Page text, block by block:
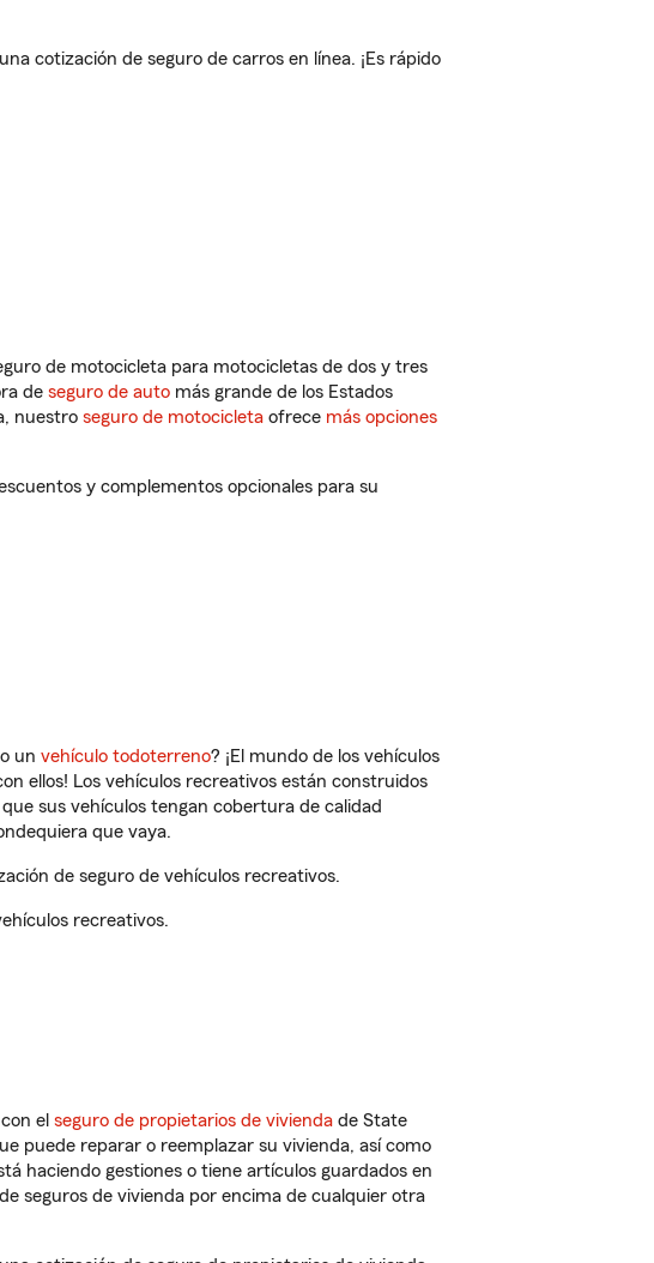
cotización de seguro de carros en línea. ¡Es rápido
de motocicleta para motocicletas de dos y tres
de seguro de auto más grande de los Estados
nuestro seguro de motocicleta ofrece más opciones
y complementos opcionales para su
o un vehículo todoterreno? ¡El mundo de los vehículos
ellos! Los vehículos recreativos están construidos
sus vehículos tengan cobertura de calidad
que vaya.
de seguro de vehículos recreativos.
recreativos.
el seguro de propietarios de vivienda de State
puede reparar o reemplazar su vivienda, así como
haciendo gestiones o tiene artículos guardados en
seguros de vivienda por encima de cualquier otra